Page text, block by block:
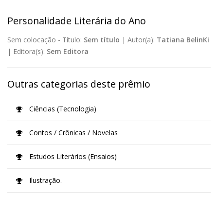
Personalidade Literária do Ano
Sem colocação - Título: Sem título | Autor(a): Tatiana BelinKi
| Editora(s): Sem Editora
Outras categorias deste prêmio
Ciências (Tecnologia)
Contos / Crônicas / Novelas
Estudos Literários (Ensaios)
Ilustração.